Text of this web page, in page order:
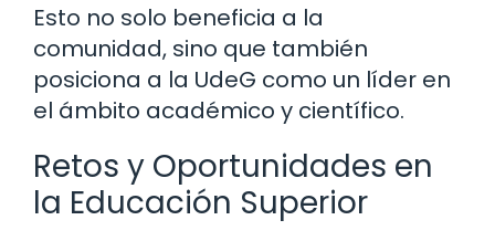
Esto no solo beneficia a la
comunidad, sino que también
posiciona a la UdeG como un líder en
el ámbito académico y científico.
Retos y Oportunidades en
la Educación Superior